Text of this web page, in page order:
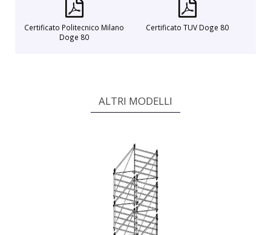
Certificato Politecnico Milano
Doge 80
Certificato TUV Doge 80
ALTRI MODELLI